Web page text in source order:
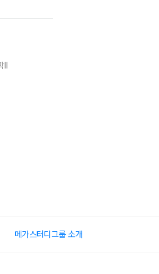
메가스터디그룹 소개
사실 확인